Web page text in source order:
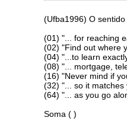
(Ufba1996) O
(01) "... for reaching
(02) "Find out where
(04) "...to learn
(08) "... mortgage,
(16) "Never mind if
(32) "... so it
(64) "... as you go
Soma ( )